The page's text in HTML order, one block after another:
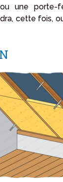
ou une porte-
cette fois,